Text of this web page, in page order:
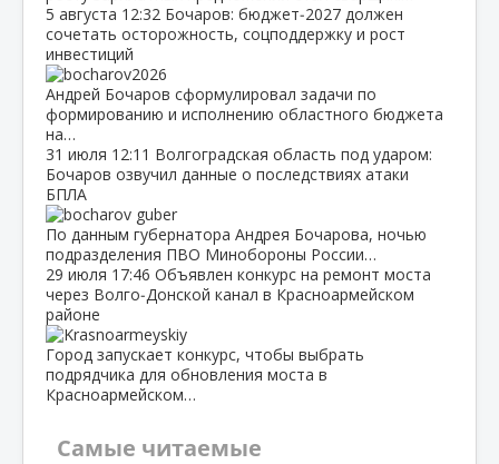
5 августа 12:32 Бочаров: бюджет‑2027 должен
сочетать осторожность, соцподдержку и рост
инвестиций
Андрей Бочаров сформулировал задачи по
формированию и исполнению областного бюджета
на…
31 июля 12:11 Волгоградская область под ударом:
Бочаров озвучил данные о последствиях атаки
БПЛА
По данным губернатора Андрея Бочарова, ночью
подразделения ПВО Минобороны России…
29 июля 17:46 Объявлен конкурс на ремонт моста
через Волго‑Донской канал в Красноармейском
районе
Город запускает конкурс, чтобы выбрать
подрядчика для обновления моста в
Красноармейском…
Самые читаемые